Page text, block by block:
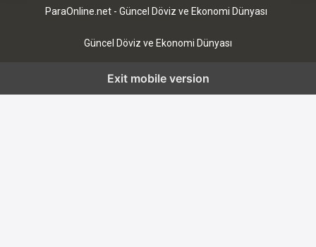
ParaOnline.net - Güncel Döviz ve Ekonomi Dünyası
Güncel Döviz ve Ekonomi Dünyası
Exit mobile version